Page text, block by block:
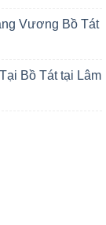
Vương Bồ Tát
Bồ Tát tại Lâm